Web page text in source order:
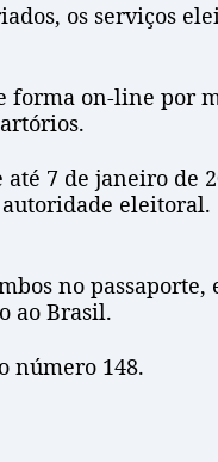
os serviços
forma on-line por
7 de janeiro de
no
ao Brasil.
número 148.